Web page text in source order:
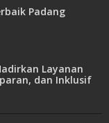
Padang
Layanan
dan Inklusif
Publik